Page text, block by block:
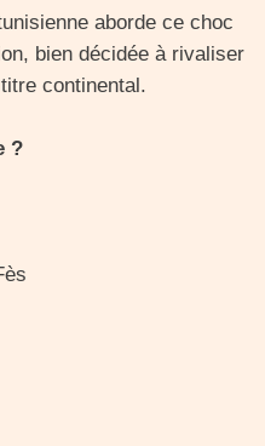
aborde ce choc
bien décidée à rivaliser
continental.
?